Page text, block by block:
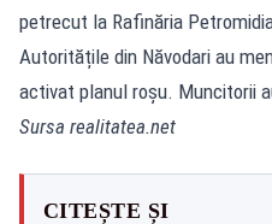
petrecut la Rafinăria
Autoritățile din Năvodari au
activat planul roșu. Muncitorii
Sursa realitatea.net
CITEȘTE ȘI